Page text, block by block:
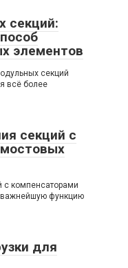
секций:
элементов
секций
всё более
секций с
с компенсаторами
функцию
для